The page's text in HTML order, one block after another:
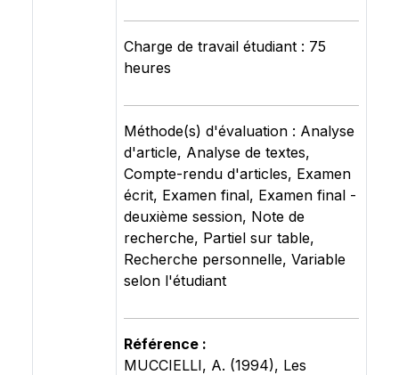
Charge de travail étudiant : 75
heures
Méthode(s) d'évaluation : Analyse
d'article, Analyse de textes,
Compte-rendu d'articles, Examen
écrit, Examen final, Examen final -
deuxième session, Note de
recherche, Partiel sur table,
Recherche personnelle, Variable
selon l'étudiant
Référence :
MUCCIELLI, A. (1994), Les